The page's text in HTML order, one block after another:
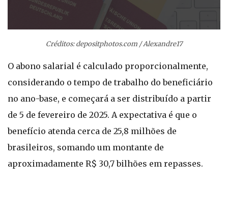
Créditos: depositphotos.com / Alexandre17
O abono salarial é calculado proporcionalmente,
considerando o tempo de trabalho do beneficiário
no ano-base, e começará a ser distribuído a partir
de 5 de fevereiro de 2025. A expectativa é que o
benefício atenda cerca de 25,8 milhões de
brasileiros, somando um montante de
aproximadamente R$ 30,7 bilhões em repasses.